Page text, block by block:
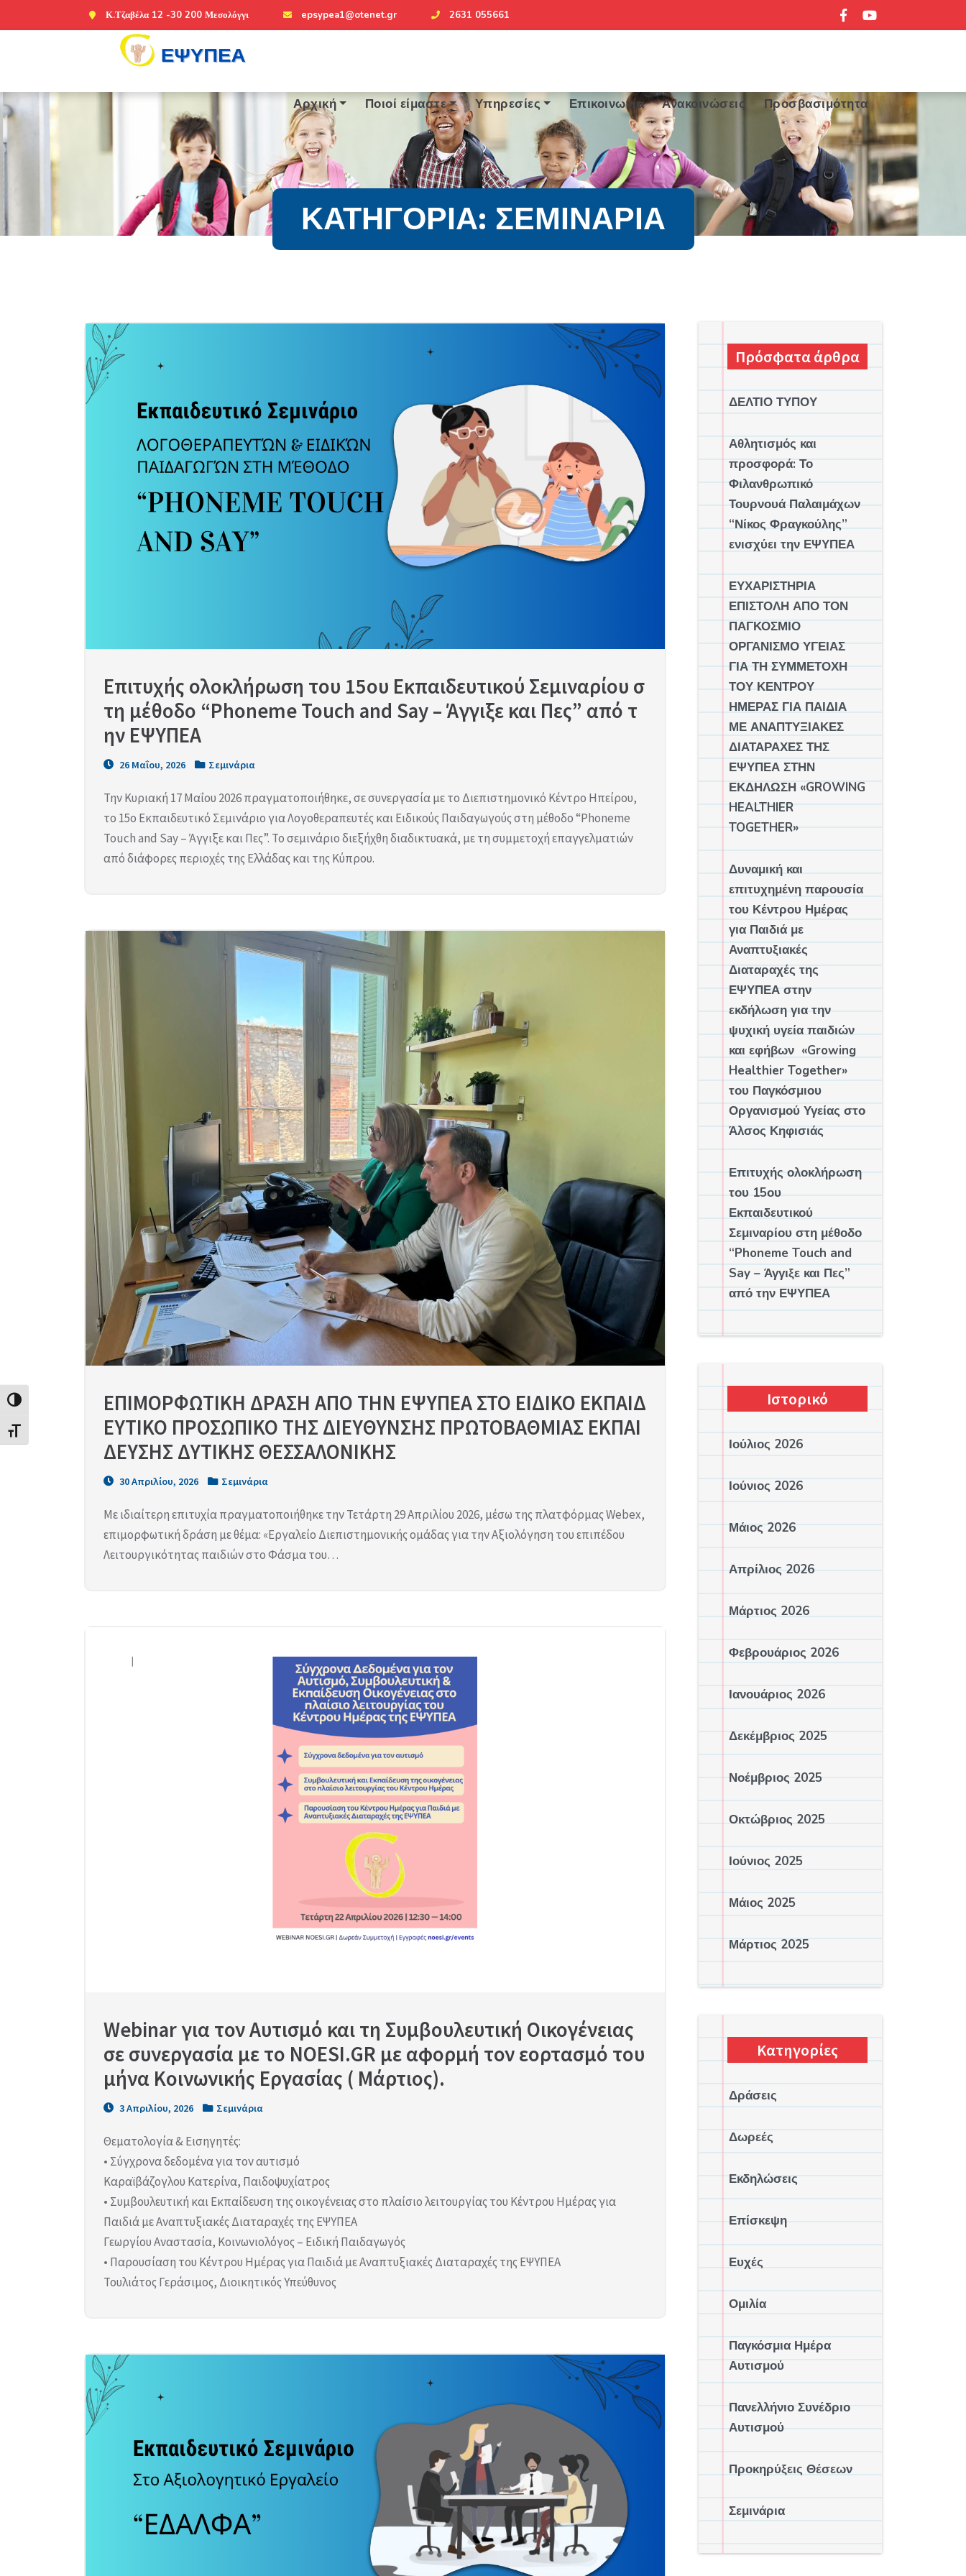
Εναλλαγή Υψηλής Αντίθεσης
Εναλλαγή Μεγέθους Γραμμάτων
Κ.Τζαβέλα 12 -30 200 Μεσολόγγι epsypea1@otenet.gr 2631 055661
Αρχική Ποιοί είμαστε Υπηρεσίες Επικοινωνία Ανακοινώσεις Προσβασιμότητα
ΚΑΤΗΓΟΡΊΑ: ΣΕΜΙΝΆΡΙΑ
Επιτυχής ολοκλήρωση του 15ου Εκπαιδευτικού Σεμιναρίου σ
τη μέθοδο “Phoneme Touch and Say – Άγγιξε και Πες” από τ
ην ΕΨΥΠΕΑ
26 Μαΐου, 2026 Σεμινάρια
Την Κυριακή 17 Μαΐου 2026 πραγματοποιήθηκε, σε συνεργασία με το Διεπιστημονικό Κέντρο Ηπείρου,
το 15ο Εκπαιδευτικό Σεμινάριο για Λογοθεραπευτές και Ειδικούς Παιδαγωγούς στη μέθοδο “Phoneme
Touch and Say – Άγγιξε και Πες”. Το σεμινάριο διεξήχθη διαδικτυακά, με τη συμμετοχή επαγγελματιών
από διάφορες περιοχές της Ελλάδας και της Κύπρου.
ΕΠΙΜΟΡΦΩΤΙΚΗ ΔΡΑΣΗ ΑΠΟ ΤΗΝ ΕΨΥΠΕΑ ΣΤΟ ΕΙΔΙΚΟ ΕΚΠΑΙΔ
ΕΥΤΙΚΟ ΠΡΟΣΩΠΙΚΟ ΤΗΣ ΔΙΕΥΘΥΝΣΗΣ ΠΡΩΤΟΒΑΘΜΙΑΣ ΕΚΠΑΙ
ΔΕΥΣΗΣ ΔΥΤΙΚΗΣ ΘΕΣΣΑΛΟΝΙΚΗΣ
30 Απριλίου, 2026 Σεμινάρια
Με ιδιαίτερη επιτυχία πραγματοποιήθηκε την Τετάρτη 29 Απριλίου 2026, μέσω της πλατφόρμας Webex,
επιμορφωτική δράση με θέμα: «Εργαλείο Διεπιστημονικής ομάδας για την Αξιολόγηση του επιπέδου
Λειτουργικότητας παιδιών στο Φάσμα του…
Webinar για τον Αυτισμό και τη Συμβουλευτική Οικογένειας
σε συνεργασία με το NOESI.GR με αφορμή τον εορτασμό του
μήνα Κοινωνικής Εργασίας ( Μάρτιος).
3 Απριλίου, 2026 Σεμινάρια
Θεματολογία & Εισηγητές:
• Σύγχρονα δεδομένα για τον αυτισμό
Καραϊβάζογλου Κατερίνα, Παιδοψυχίατρος
• Συμβουλευτική και Εκπαίδευση της οικογένειας στο πλαίσιο λειτουργίας του Κέντρου Ημέρας για
Παιδιά με Αναπτυξιακές Διαταραχές της ΕΨΥΠΕΑ
Γεωργίου Αναστασία, Κοινωνιολόγος – Ειδική Παιδαγωγός
• Παρουσίαση του Κέντρου Ημέρας για Παιδιά με Αναπτυξιακές Διαταραχές της ΕΨΥΠΕΑ
Τουλιάτος Γεράσιμος, Διοικητικός Υπεύθυνος
Πρόσφατα άρθρα
ΔΕΛΤΙΟ ΤΥΠΟΥ
Αθλητισμός και
προσφορά: Το
Φιλανθρωπικό
Τουρνουά Παλαιμάχων
“Νίκος Φραγκούλης”
ενισχύει την ΕΨΥΠΕΑ
ΕΥΧΑΡΙΣΤΗΡΙΑ
ΕΠΙΣΤΟΛΗ ΑΠΟ ΤΟΝ
ΠΑΓΚΟΣΜΙΟ
ΟΡΓΑΝΙΣΜΟ ΥΓΕΙΑΣ
ΓΙΑ ΤΗ ΣΥΜΜΕΤΟΧΗ
ΤΟΥ ΚΕΝΤΡΟΥ
ΗΜΕΡΑΣ ΓΙΑ ΠΑΙΔΙΑ
ΜΕ ΑΝΑΠΤΥΞΙΑΚΕΣ
ΔΙΑΤΑΡΑΧΕΣ ΤΗΣ
ΕΨΥΠΕΑ ΣΤΗΝ
ΕΚΔΗΛΩΣΗ «GROWING
HEALTHIER
TOGETHER»
Δυναμική και
επιτυχημένη παρουσία
του Κέντρου Ημέρας
για Παιδιά με
Αναπτυξιακές
Διαταραχές της
ΕΨΥΠΕΑ στην
εκδήλωση για την
ψυχική υγεία παιδιών
και εφήβων «Growing
Healthier Together»
του Παγκόσμιου
Οργανισμού Υγείας στο
Άλσος Κηφισιάς
Επιτυχής ολοκλήρωση
του 15ου
Εκπαιδευτικού
Σεμιναρίου στη μέθοδο
“Phoneme Touch and
Say – Άγγιξε και Πες”
από την ΕΨΥΠΕΑ
Ιστορικό
Ιούλιος 2026
Ιούνιος 2026
Μάιος 2026
Απρίλιος 2026
Μάρτιος 2026
Φεβρουάριος 2026
Ιανουάριος 2026
Δεκέμβριος 2025
Νοέμβριος 2025
Οκτώβριος 2025
Ιούνιος 2025
Μάιος 2025
Μάρτιος 2025
Κατηγορίες
Δράσεις
Δωρεές
Εκδηλώσεις
Επίσκεψη
Ευχές
Ομιλία
Παγκόσμια Ημέρα
Αυτισμού
Πανελλήνιο Συνέδριο
Αυτισμού
Προκηρύξεις Θέσεων
Σεμινάρια